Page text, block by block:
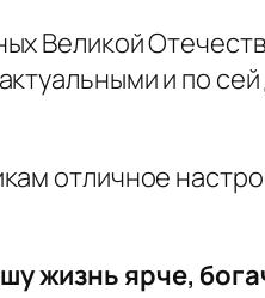
Великой
и по
отличное
жизнь ярче,